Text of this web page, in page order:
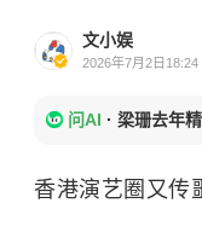
文小娱
2026年7月2日18:24
问AI · 梁珊去年
香港演艺圈又传